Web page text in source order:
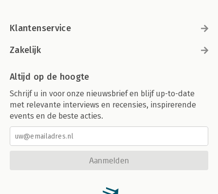
Klantenservice
Zakelijk
Altijd op de hoogte
Schrijf u in voor onze nieuwsbrief en blijf up-to-date
met relevante interviews en recensies, inspirerende
events en de beste acties.
Aanmelden